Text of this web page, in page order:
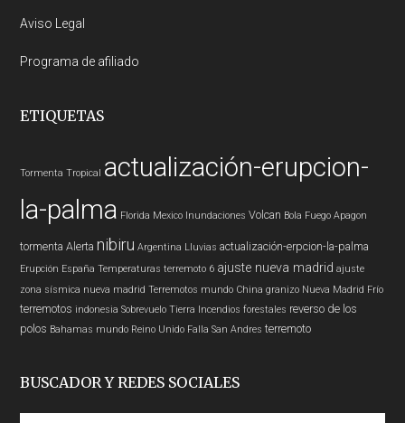
Aviso Legal
Programa de afiliado
ETIQUETAS
Tormenta Tropical actualización-erupcion-
la-palma Florida Mexico Inundaciones Volcan Bola Fuego Apagon
tormenta Alerta nibiru Argentina Lluvias actualización-erpcion-la-palma
Erupción España Temperaturas terremoto 6 ajuste nueva madrid ajuste
zona sísmica nueva madrid Terremotos mundo China granizo Nueva Madrid Frío
terremotos indonesia Sobrevuelo Tierra Incendios forestales reverso de los
polos Bahamas mundo Reino Unido Falla San Andres terremoto
BUSCADOR Y REDES SOCIALES